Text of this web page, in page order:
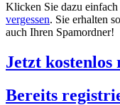
Klicken Sie dazu
vergessen. Sie erhalten
auch Ihren Spamordner!
Jetzt
Bereits